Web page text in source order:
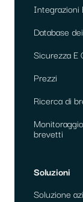
Integrazioni
Database
Sicurezza E
Prezzi
Ricerca di
brevetti
Soluzioni
Soluzione